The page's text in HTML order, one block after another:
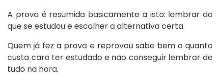
A prova é resumida basicamente a isto: lembrar do
que se estudou e escolher a alternativa certa.
Quem já fez a prova e reprovou sabe bem o quanto
custa caro ter estudado e não conseguir lembrar de
tudo na hora.